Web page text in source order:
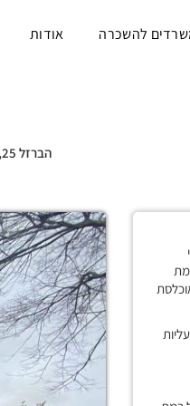
להשכרה אודות
הברזל 25,
ברמת